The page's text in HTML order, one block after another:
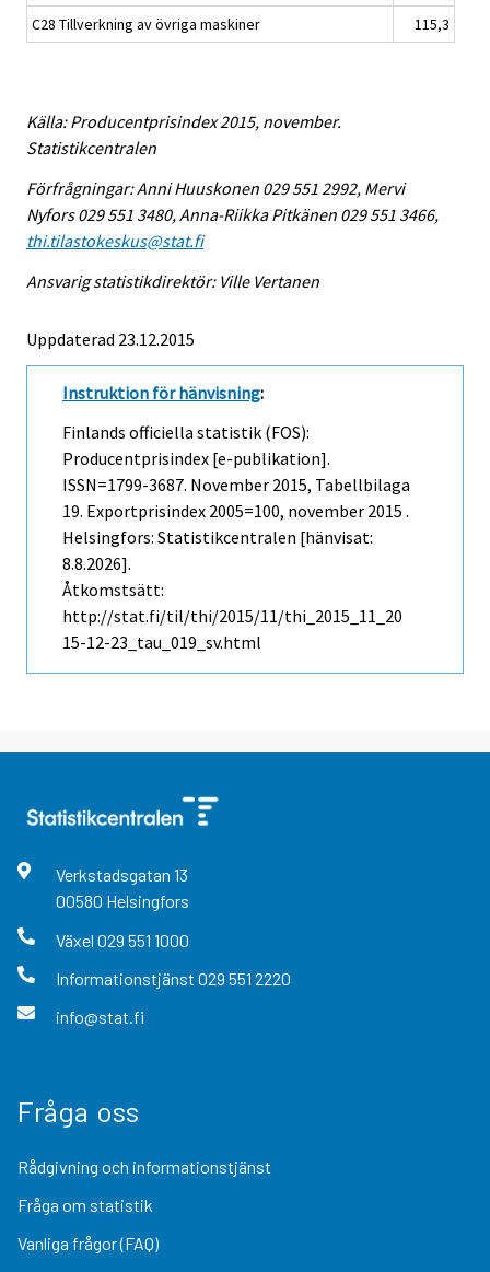
C28 Tillverkning av övriga maskiner
115,3
Källa: Producentprisindex 2015, november.
Statistikcentralen
Förfrågningar: Anni Huuskonen 029 551 2992, Mervi
Nyfors 029 551 3480, Anna-Riikka Pitkänen 029 551 3466,
thi.tilastokeskus@stat.fi
Ansvarig statistikdirektör: Ville Vertanen
Uppdaterad 23.12.2015
Instruktion för hänvisning:
Finlands officiella statistik (FOS):
Producentprisindex [e-publikation].
ISSN=1799-3687. November 2015, Tabellbilaga
19. Exportprisindex 2005=100, november 2015 .
Helsingfors: Statistikcentralen [hänvisat:
8.8.2026].
Åtkomstsätt:
http://stat.fi/til/thi/2015/11/thi_2015_11_20
15-12-23_tau_019_sv.html
Verkstadsgatan 13
00580 Helsingfors
Växel 029 551 1000
Informationstjänst 029 551 2220
info@stat.fi
Fråga oss
Rådgivning och informationstjänst
Fråga om statistik
Vanliga frågor (FAQ)